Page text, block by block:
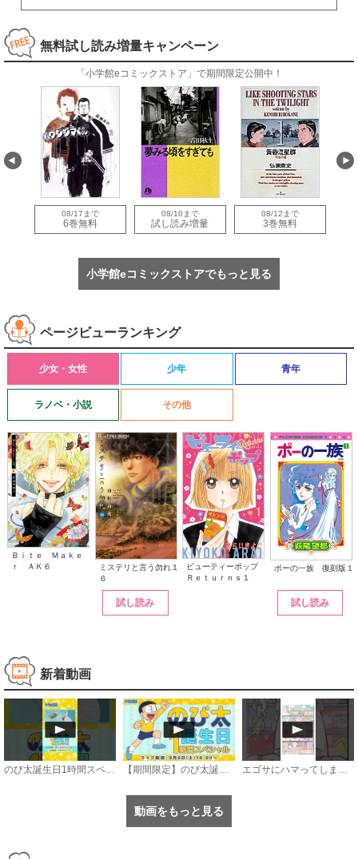
無料試し読み増量キャンペーン
「小学館eコミックストア」で期間限定公開中！
08/17まで
6巻無料
08/10まで
試し読み増量
08/12まで
3巻無料
小学館eコミックストアでもっと見る
ページビューランキング
少女・女性 少年 青年
ラノベ・小説 その他
Ｂｉｔｅ Ｍａｋｅ
ｒ ＡＫ６
ミステリと言う勿れ１
６
試し読み
ビューティーポップ
Ｒｅｔｕｒｎｓ１
ポーの一族 復刻版１
試し読み
新着動画
のび太誕生日1時間スペシャル【8月8日〜21日まで公開中】 【期間限定】のび太誕生日1時間スペシャル《ドラえもん公式》 エゴサにハマってしまうアザラシの話 #漫画 #サンデーうぇぶり
動画をもっと見る